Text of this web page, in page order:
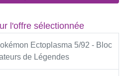
l'offre sélectionnée
Ectoplasma 5/92 - Bloc
de Légendes